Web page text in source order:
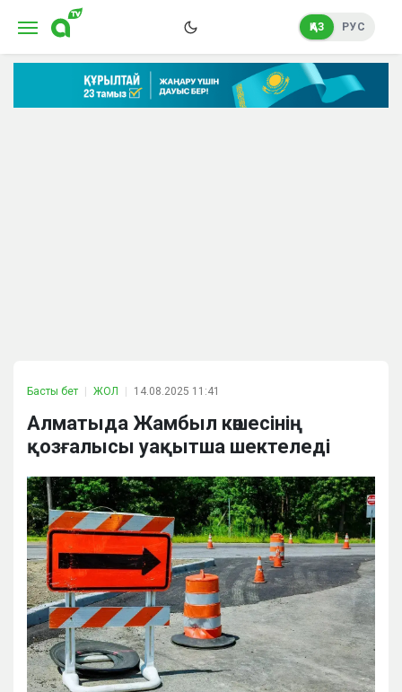
ҚАЗ РУС
Басты бет ЖОЛ 14.08.2025 11:41
Алматыда Жамбыл көшесінің
қозғалысы уақытша шектеледі